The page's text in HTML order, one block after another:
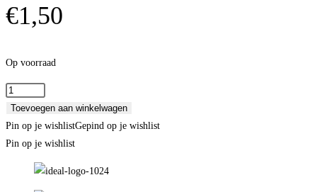
€1,50
Op voorraad
Soft
White-
mantelstof
aantal
Toevoegen aan winkelwagen
Pin op je wishlistGepind op je wishlist
Pin op je wishlist